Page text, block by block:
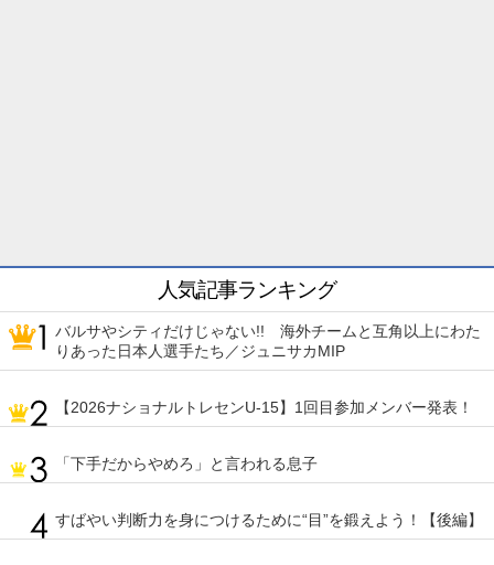
人気記事ランキング
バルサやシティだけじゃない!! 海外チームと互角以上にわた
りあった日本人選手たち／ジュニサカMIP
【2026ナショナルトレセンU-15】1回目参加メンバー発表！
「下手だからやめろ」と言われる息子
すばやい判断力を身につけるために“目”を鍛えよう！【後編】